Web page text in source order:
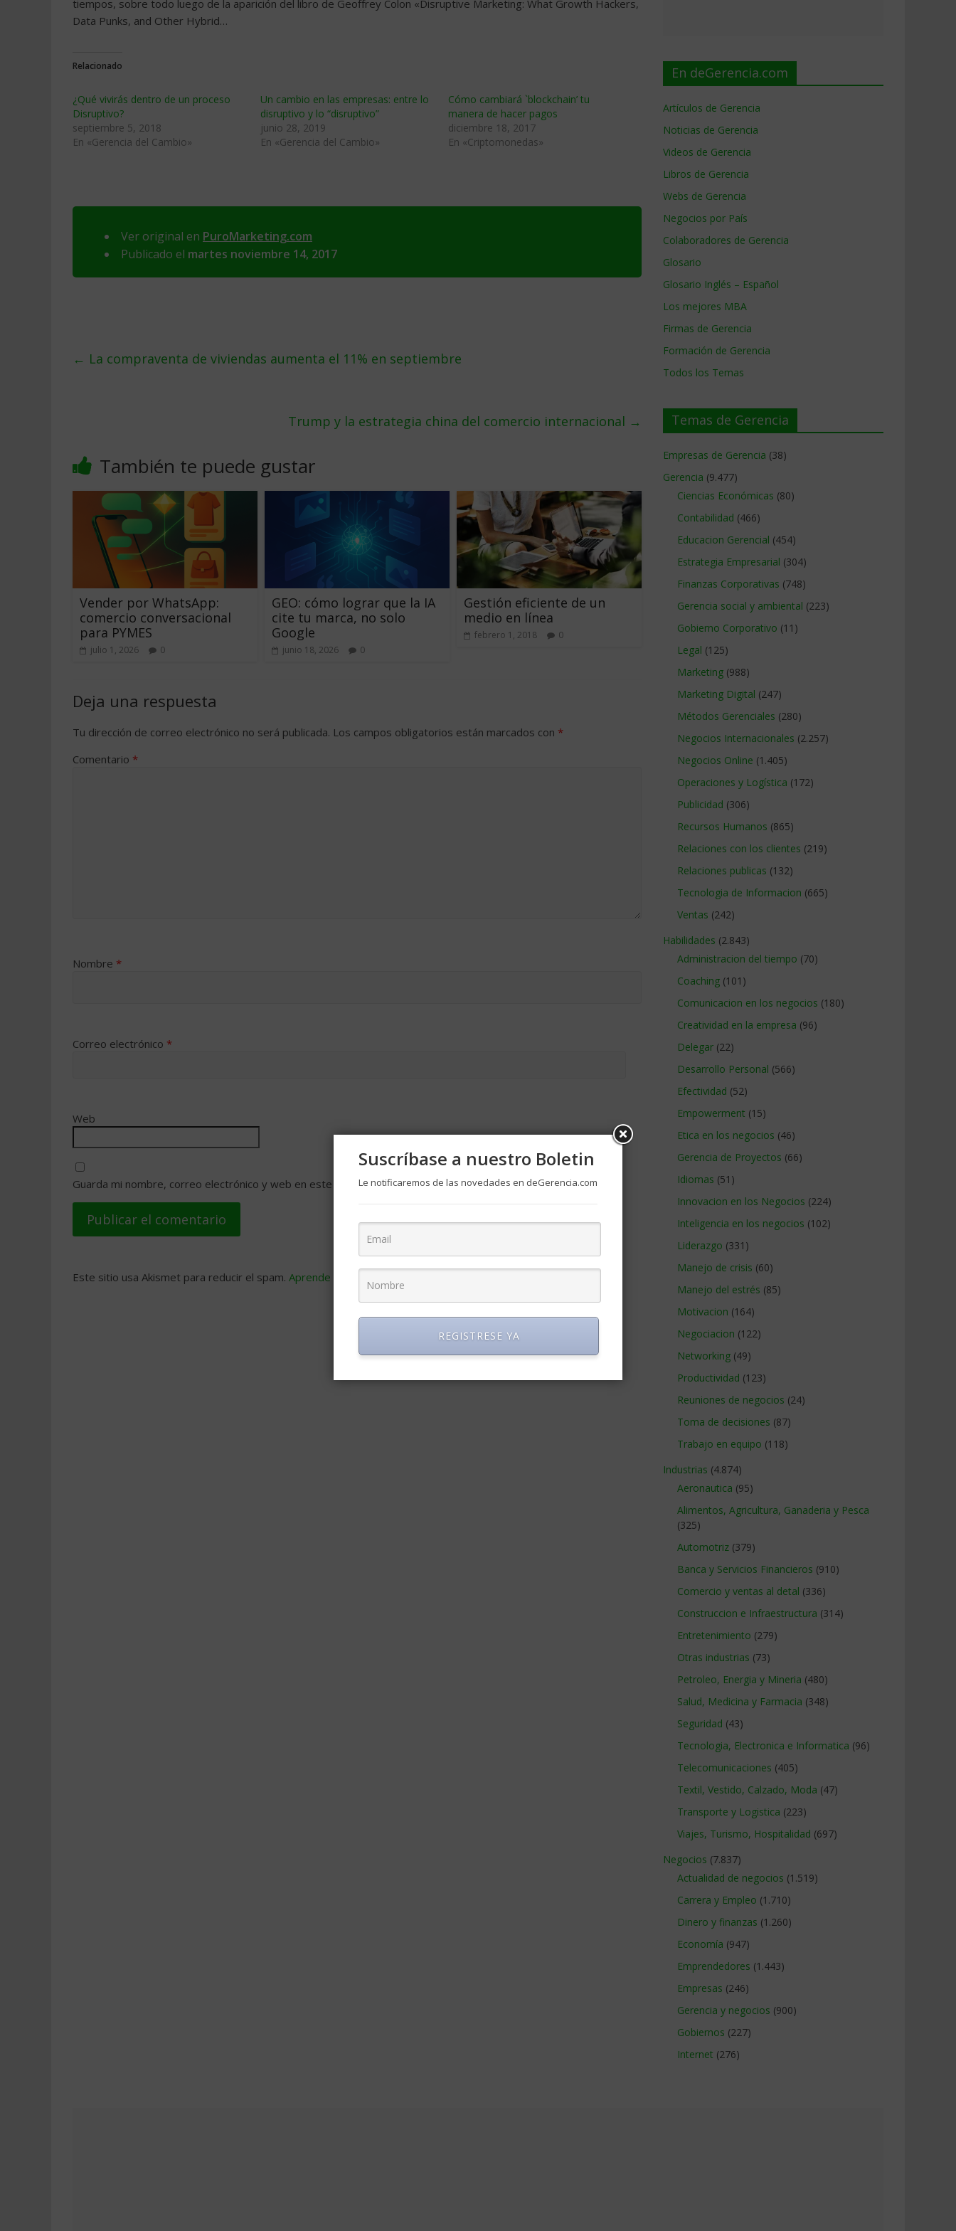
tiempos, sobre todo luego de la aparición del libro de Geoffrey Colon «Disruptive Marketing: What Growth Hackers,
Data Punks, and Other Hybrid…
Relacionado
¿Qué vivirás dentro de un proceso
Disruptivo?
septiembre 5, 2018
En «Gerencia del Cambio»
Un cambio en las empresas: entre lo
disruptivo y lo “disruptivo”
junio 28, 2019
En «Gerencia del Cambio»
Cómo cambiará `blockchain’ tu
manera de hacer pagos
diciembre 18, 2017
En «Criptomonedas»
Ver original en PuroMarketing.com
Publicado el martes noviembre 14, 2017
← La compraventa de viviendas aumenta el 11% en septiembre
Trump y la estrategia china del comercio internacional →
También te puede gustar
Vender por WhatsApp:
comercio conversacional
para PYMES
julio 1, 2026 0
GEO: cómo lograr que la IA
cite tu marca, no solo
Google
junio 18, 2026 0
Gestión eficiente de un
medio en línea
febrero 1, 2018 0
Deja una respuesta
Tu dirección de correo electrónico no será publicada. Los campos obligatorios están marcados con *
Comentario *
Nombre *
Correo electrónico *
Web
Guarda mi nombre, correo electrónico y web en este navegador para la próxima vez que comente.
Este sitio usa Akismet para reducir el spam. Aprende cómo se procesan los datos de tus comentarios
En deGerencia.com
Artículos de Gerencia
Noticias de Gerencia
Videos de Gerencia
Libros de Gerencia
Webs de Gerencia
Negocios por País
Colaboradores de Gerencia
Glosario
Glosario Inglés – Español
Los mejores MBA
Firmas de Gerencia
Formación de Gerencia
Todos los Temas
Temas de Gerencia
Empresas de Gerencia (38)
Gerencia (9.477)
Ciencias Económicas (80)
Contabilidad (466)
Educacion Gerencial (454)
Estrategia Empresarial (304)
Finanzas Corporativas (748)
Gerencia social y ambiental (223)
Gobierno Corporativo (11)
Legal (125)
Marketing (988)
Marketing Digital (247)
Métodos Gerenciales (280)
Negocios Internacionales (2.257)
Negocios Online (1.405)
Operaciones y Logística (172)
Publicidad (306)
Recursos Humanos (865)
Relaciones con los clientes (219)
Relaciones publicas (132)
Tecnologia de Informacion (665)
Ventas (242)
Habilidades (2.843)
Administracion del tiempo (70)
Coaching (101)
Comunicacion en los negocios (180)
Creatividad en la empresa (96)
Delegar (22)
Desarrollo Personal (566)
Efectividad (52)
Empowerment (15)
Etica en los negocios (46)
Gerencia de Proyectos (66)
Idiomas (51)
Innovacion en los Negocios (224)
Inteligencia en los negocios (102)
Liderazgo (331)
Manejo de crisis (60)
Manejo del estrés (85)
Motivacion (164)
Negociacion (122)
Networking (49)
Productividad (123)
Reuniones de negocios (24)
Toma de decisiones (87)
Trabajo en equipo (118)
Industrias (4.874)
Aeronautica (95)
Alimentos, Agricultura, Ganaderia y Pesca
(325)
Automotriz (379)
Banca y Servicios Financieros (910)
Comercio y ventas al detal (336)
Construccion e Infraestructura (314)
Entretenimiento (279)
Otras industrias (73)
Petroleo, Energia y Mineria (480)
Salud, Medicina y Farmacia (348)
Seguridad (43)
Tecnologia, Electronica e Informatica (96)
Telecomunicaciones (405)
Textil, Vestido, Calzado, Moda (47)
Transporte y Logistica (223)
Viajes, Turismo, Hospitalidad (697)
Negocios (7.837)
Actualidad de negocios (1.519)
Carrera y Empleo (1.710)
Dinero y finanzas (1.260)
Economía (947)
Emprendedores (1.443)
Empresas (246)
Gerencia y negocios (900)
Gobiernos (227)
Internet (276)
Suscríbase a nuestro Boletin
Le notificaremos de las novedades en deGerencia.com
REGISTRESE YA